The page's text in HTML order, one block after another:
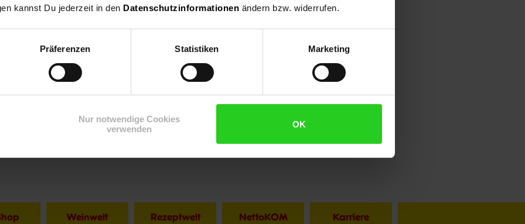
kannst Du jederzeit in den Datenschutzinformationen ändern bzw. widerrufen.
Präferenzen Statistiken Marketing
Nur notwendige Cookies
verwenden
OK
Weinwelt Rezeptwelt NettoKOM Karriere